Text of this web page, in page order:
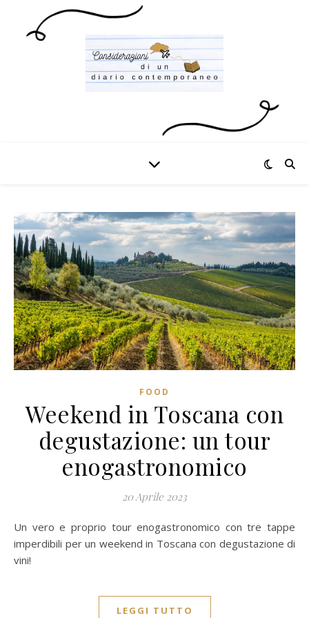
FOOD
Weekend in Toscana con
degustazione: un tour
enogastronomico
20 Aprile 2023
Un vero e proprio tour enogastronomico con tre tappe
imperdibili per un weekend in Toscana con degustazione di
vini!
LEGGI TUTTO